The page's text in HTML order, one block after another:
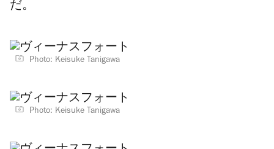
だ。
Photo: Keisuke Tanigawa
Photo: Keisuke Tanigawa